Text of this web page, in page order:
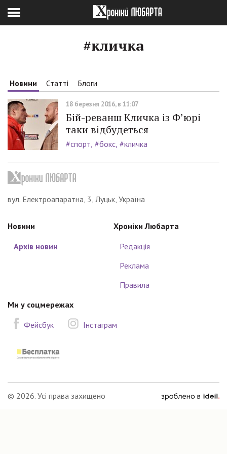
#кличка
Новини Статті Блоги
18 березня 2016, в 11:07
Бій-реванш Кличка із Ф’юрі
таки відбудеться
#спорт #бокс #кличка
вул. Електроапаратна, 3, Луцьк, Україна
Новини
Архів новин
Хроніки Любарта
Редакція
Реклама
Правила
Ми у соцмережах
Фейсбук
Інстаграм
© 2026. Усі права захищено
зроблено